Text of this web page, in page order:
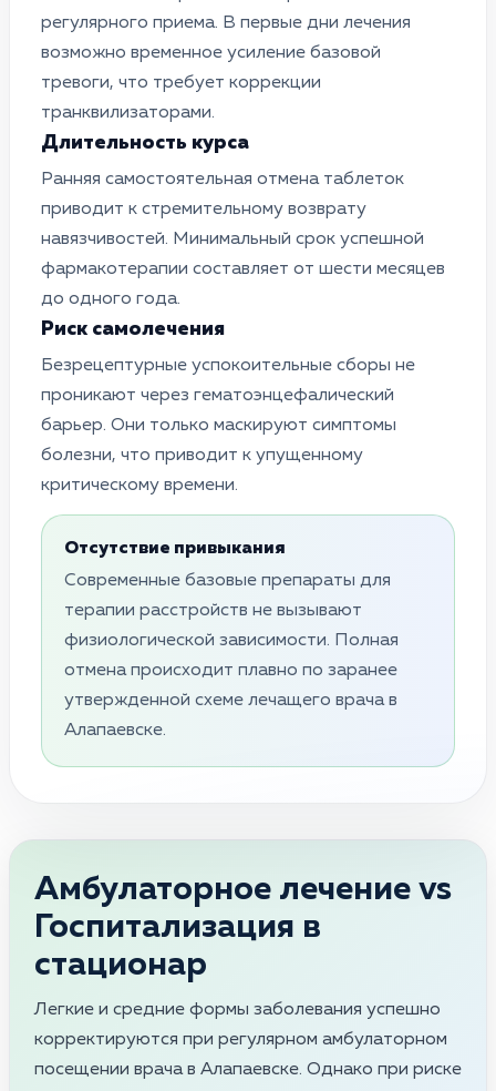
регулярного приема. В первые дни лечения
возможно временное усиление базовой
тревоги, что требует коррекции
транквилизаторами.
Длительность курса
Ранняя самостоятельная отмена таблеток
приводит к стремительному возврату
навязчивостей. Минимальный срок успешной
фармакотерапии составляет от шести месяцев
до одного года.
Риск самолечения
Безрецептурные успокоительные сборы не
проникают через гематоэнцефалический
барьер. Они только маскируют симптомы
болезни, что приводит к упущенному
критическому времени.
Отсутствие привыкания
Современные базовые препараты для
терапии расстройств не вызывают
физиологической зависимости. Полная
отмена происходит плавно по заранее
утвержденной схеме лечащего врача в
Алапаевске.
Амбулаторное лечение vs
Госпитализация в
стационар
Легкие и средние формы заболевания успешно
корректируются при регулярном амбулаторном
посещении врача в Алапаевске. Однако при риске